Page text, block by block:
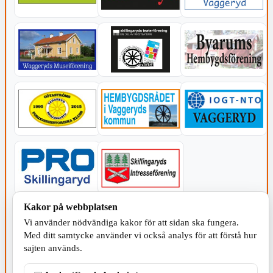
KOMMUNEN
Kakor på webbplatsen
Vi använder nödvändiga kakor för att sidan ska fungera.
Med ditt samtycke använder vi också analys för att förstå hur
sajten används.